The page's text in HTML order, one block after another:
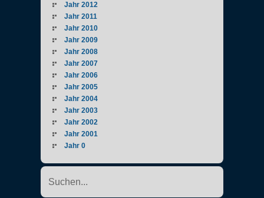
Jahr 2012
Jahr 2011
Jahr 2010
Jahr 2009
Jahr 2008
Jahr 2007
Jahr 2006
Jahr 2005
Jahr 2004
Jahr 2003
Jahr 2002
Jahr 2001
Jahr 0